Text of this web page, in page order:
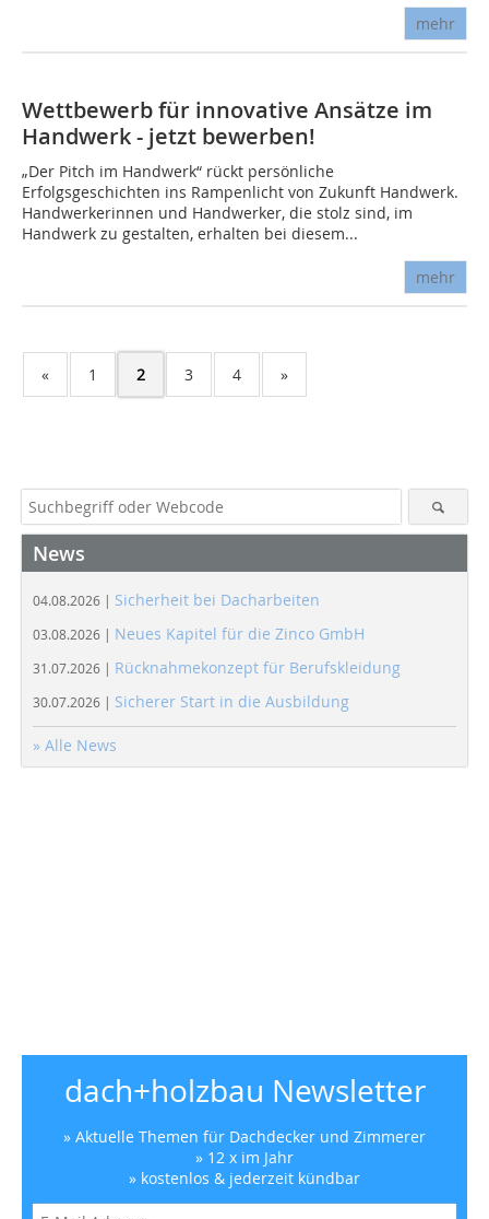
mehr
Wettbewerb für innovative Ansätze im
Handwerk - jetzt bewerben!
„Der Pitch im Handwerk“ rückt persönliche
Erfolgsgeschichten ins Rampenlicht von Zukunft Handwerk.
Handwerkerinnen und Handwerker, die stolz sind, im
Handwerk zu gestalten, erhalten bei diesem...
mehr
« 1 2 3 4 »
News
04.08.2026 | Sicherheit bei Dacharbeiten
03.08.2026 | Neues Kapitel für die Zinco GmbH
31.07.2026 | Rücknahmekonzept für Berufskleidung
30.07.2026 | Sicherer Start in die Ausbildung
» Alle News
dach+holzbau Newsletter
» Aktuelle Themen für Dachdecker und Zimmerer
» 12 x im Jahr
» kostenlos & jederzeit kündbar